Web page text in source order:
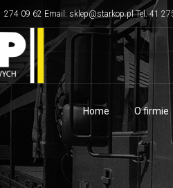
09 62 Email: sklep@starkop.pl Tel. 41
Home O firmie